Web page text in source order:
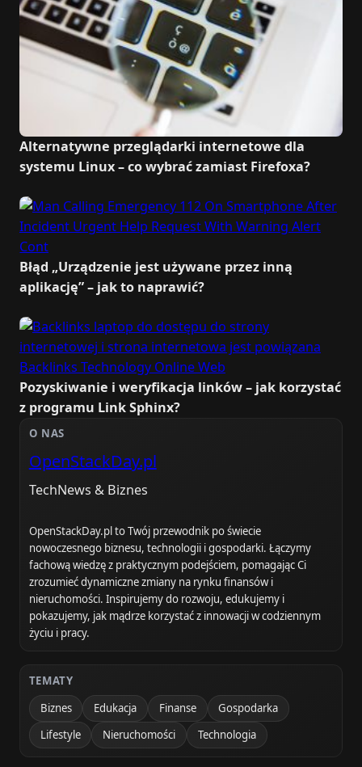
Alternatywne przeglądarki internetowe dla
systemu Linux – co wybrać zamiast Firefoxa?
Błąd „Urządzenie jest używane przez inną
aplikację” – jak to naprawić?
Pozyskiwanie i weryfikacja linków – jak korzystać
z programu Link Sphinx?
O NAS
OpenStackDay.pl
TechNews & Biznes
OpenStackDay.pl to Twój przewodnik po świecie
nowoczesnego biznesu, technologii i gospodarki. Łączymy
fachową wiedzę z praktycznym podejściem, pomagając Ci
zrozumieć dynamiczne zmiany na rynku finansów i
nieruchomości. Inspirujemy do rozwoju, edukujemy i
pokazujemy, jak mądrze korzystać z innowacji w codziennym
życiu i pracy.
TEMATY
Biznes
Edukacja Finanse
Gospodarka
Lifestyle
Nieruchomości Technologia